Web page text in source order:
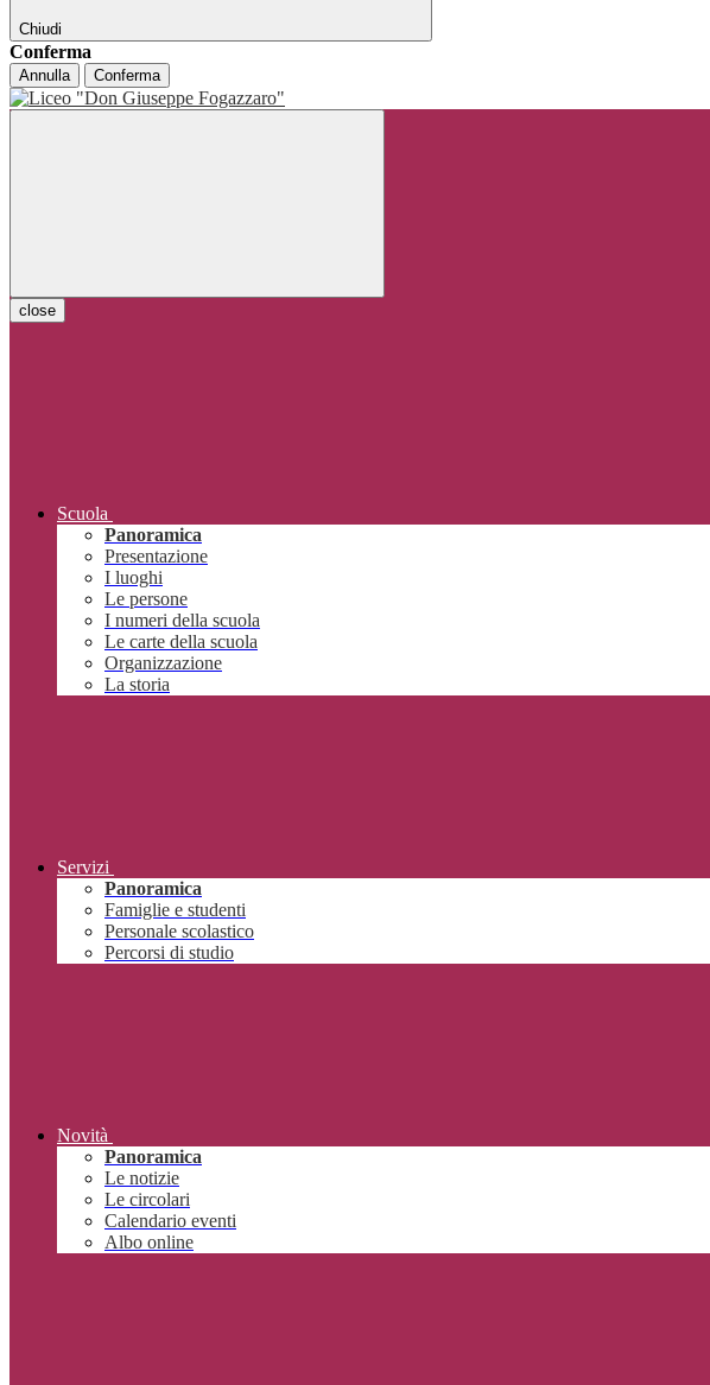
Chiudi
Conferma
Annulla Conferma
close
Scuola
Panoramica
Presentazione
I luoghi
Le persone
I numeri della scuola
Le carte della scuola
Organizzazione
La storia
Servizi
Panoramica
Famiglie e studenti
Personale scolastico
Percorsi di studio
Novità
Panoramica
Le notizie
Le circolari
Calendario eventi
Albo online